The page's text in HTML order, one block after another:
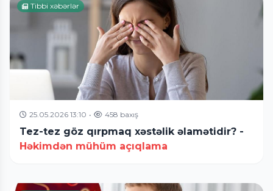
Tibbi xəbərlər
25.05.2026 13:10 • 458 baxış
Tez-tez göz qırpmaq xəstəlik əlamətidir? -
Həkimdən mühüm açıqlama